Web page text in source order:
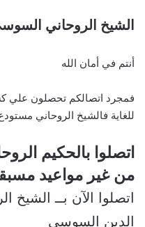
الشيخ الروحاني
أنتم في أمان الله
فمجرد اتصالكم تحصلون
للغاية فالشيخ الروحاني
اتصلوا بالحكيم
من غير مواعيد
اتصلوا الآن بــ
الدين السوسي